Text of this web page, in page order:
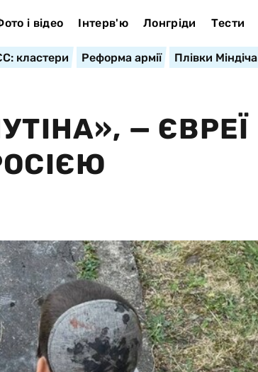
і відео Інтерв'ю Лонгріди Тести
кластери Реформа армії Плівки Міндіча
— ЄВРЕЇ